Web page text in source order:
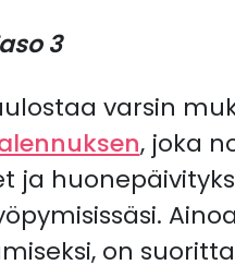
3
varsin
, joka
ja
on